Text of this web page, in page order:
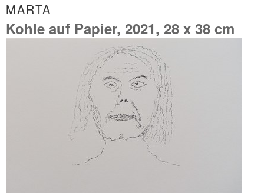
MARTA
Kohle auf Papier, 2021, 28 x 38 cm